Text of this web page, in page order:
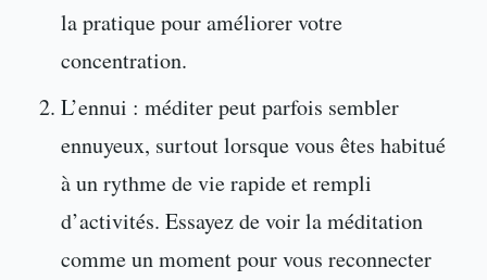
la pratique pour améliorer votre
concentration.
L’ennui : méditer peut parfois sembler
ennuyeux, surtout lorsque vous êtes habitué
à un rythme de vie rapide et rempli
d’activités. Essayez de voir la méditation
comme un moment pour vous reconnecter